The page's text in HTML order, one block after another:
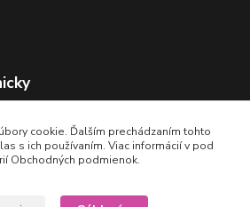
212 007
cookie. Ďalším prechádzaním tohto
s ich používaním. Viac informácií v pod
Obchodných podmienok.